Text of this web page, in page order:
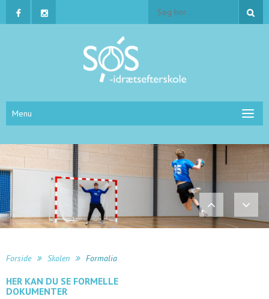
Menu
Forside Skolen Formalia
HER KAN DU SE FORMELLE
DOKUMENTER